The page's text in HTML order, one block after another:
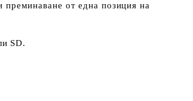
от една позиция на
SD.